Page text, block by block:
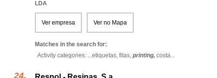
LDA
Ver empresa Ver no Mapa
Matches in the search for:
Activity categories: ...etiquetas, fitas, printing, costa...